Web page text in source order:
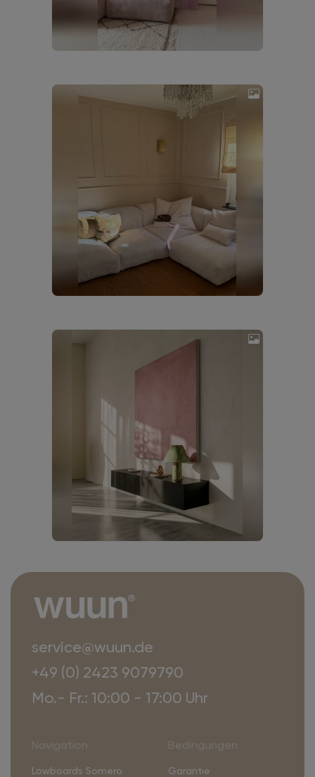
service@wuun.de
+49 (0) 2423 9079790
Mo.- Fr.: 10:00 - 17:00 Uhr
Lowboards Somero
Garantie